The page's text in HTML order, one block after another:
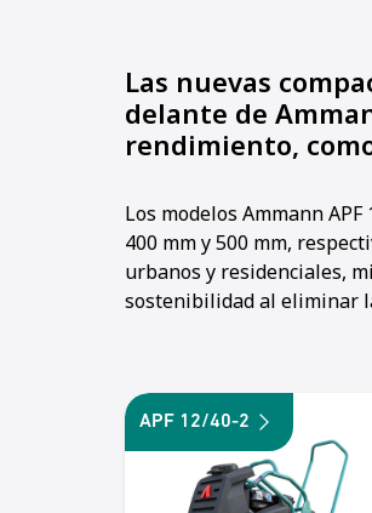
Las nuevas
delante de
rendimiento,
Los modelos Ammann
400 mm y 500 mm,
urbanos y residenciales,
sostenibilidad al eliminar
APF 12/40-2